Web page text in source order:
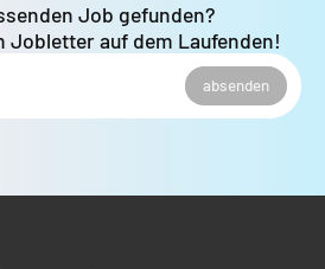
absenden
Job gefunden?
Jobletter auf dem Laufenden!